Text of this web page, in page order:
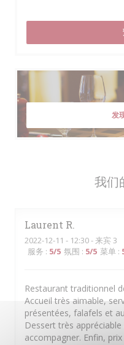
我们
Laurent R
2022-12-11 - 12:30 - 来宾 3
服务 : 5/5 氛围 : 5/5 菜单 :
Restaurant traditionnel
Accueil très aimable,
présentées, falafels et
Dessert très
accompagner. Enfin,
发